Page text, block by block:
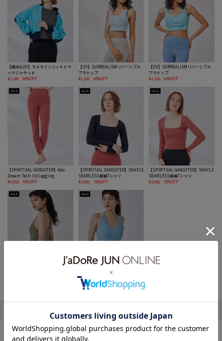
【撥水&UV】ラメラインニットトラ
ックジャケット
¥3,080
80%OFF
【UV】SURREALISMリバーシブル
ブラトップ
¥2,200
80%OFF
【UV】SURREALISMリバーシブル
ブラトップ
¥2,200
80%OFF
SALE
【SPIRITUAL GANGSTER】Ada
Dream Tech 7/8 Legging
¥4,950
70%OFF
SALE
【SPIRITUAL GANGSTER】SHAYLE
SEAMLESS長袖Tシャツ
¥3,960
70%OFF
SALE
【SPIRITUAL GANGSTER】SHAYLE
SEAMLESS長袖Tシャツ
¥3,960
70%OFF
SALE SALE
【UV】CREORA メッシュ切替えスポ
ーツブラ
¥2,112 80%OFF